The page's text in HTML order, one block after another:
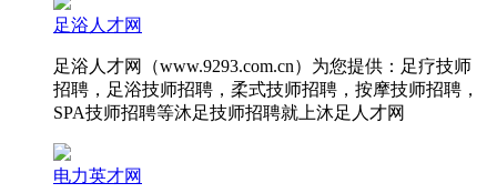
足浴人才网
足浴人才网（www.9293.com.cn）为您提供：足疗技师
招聘，足浴技师招聘，柔式技师招聘，按摩技师招聘，
SPA技师招聘等沐足技师招聘就上沐足人才网
电力英才网